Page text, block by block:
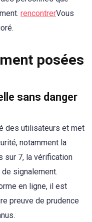
rencontrerVous
posées
sans danger
des utilisateurs et met
notamment la
sur 7, la vérification
signalement.
en ligne, il est
preuve de prudence